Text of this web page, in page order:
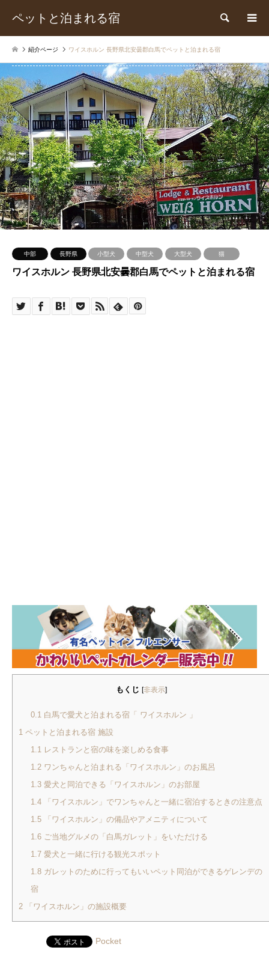
ペットと泊まれる宿 検索
紹介ページ ワイスホルン 長野県北安曇郡白馬でペットと泊まれる宿
中部 長野県 小型犬 中型犬 大型犬 猫
ワイスホルン 長野県北安曇郡白馬でペットと泊まれる宿
もくじ [非表示]
0.1 白馬で愛犬と泊まれる宿「 ワイスホルン 」
1 ペットと泊まれる宿 施設
1.1 レストランと宿の味を楽しめる食事
1.2ワンちゃんと泊まれる「ワイスホルン」のお風呂
1.3愛犬と同泊できる「ワイスホルン」のお部屋
1.4「ワイスホルン」でワンちゃんと一緒に宿泊するときの注意点
1.5「ワイスホルン」の備品やアメニティについて
1.6ご当地グルメの「白馬ガレット」をいただける
1.7愛犬と一緒に行ける観光スポット
1.8ガレットのために行ってもいいペット同泊ができるゲレンデの
宿
2 「ワイスホルン」の施設概要
Pocket